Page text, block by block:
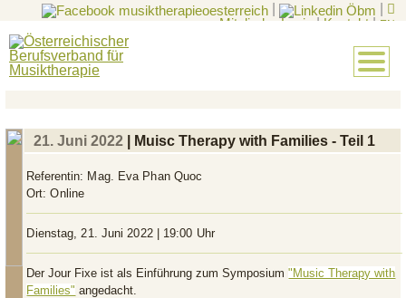
Mitglieder-Login
| Kontakt | EN
21. Juni 2022 | Muisc Therapy with Families - Teil 1
Referentin: Mag. Eva Phan Quoc
Ort:Online
Dienstag, 21. Juni 2022 | 19:00 Uhr
Der Jour Fixe ist als Einführung zum Symposium"Music Therapy with
Families" angedacht.